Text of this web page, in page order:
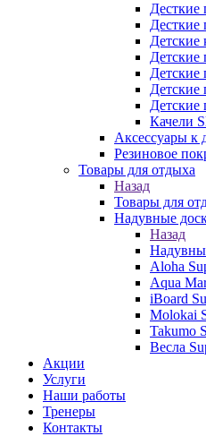
Детские
Детские
Детские
Качели
Аксессуары к
Резиновое
Товары для отдыха
Назад
Товары для
Надувные
Назад
Aloha
Aqua
iBoard
Molokai
Takumo
Весла
Акции
Услуги
Наши работы
Тренеры
Контакты